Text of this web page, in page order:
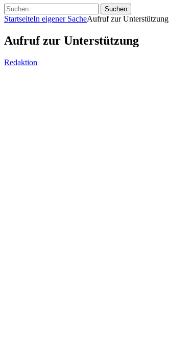
Suchen
nach:
StartseiteIn eigener SacheAufruf zur Unterstützung
Aufruf zur Unterstützung
Redaktion